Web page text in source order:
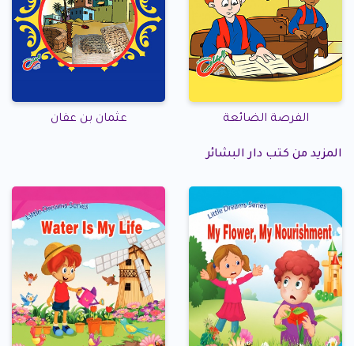
الفرصة الضائعة عثمان بن عفان
المزيد من كتب دار البشائر